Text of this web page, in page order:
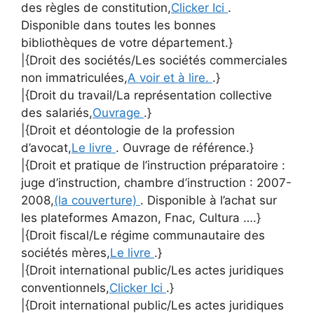
des règles de constitution,Clicker Ici .
Disponible dans toutes les bonnes
bibliothèques de votre département.}
|{Droit des sociétés/Les sociétés commerciales
non immatriculées,A voir et à lire. .}
|{Droit du travail/La représentation collective
des salariés,Ouvrage .}
|{Droit et déontologie de la profession
d’avocat,Le livre . Ouvrage de référence.}
|{Droit et pratique de l’instruction préparatoire :
juge d’instruction, chambre d’instruction : 2007-
2008,(la couverture) . Disponible à l’achat sur
les plateformes Amazon, Fnac, Cultura ….}
|{Droit fiscal/Le régime communautaire des
sociétés mères,Le livre .}
|{Droit international public/Les actes juridiques
conventionnels,Clicker Ici .}
|{Droit international public/Les actes juridiques